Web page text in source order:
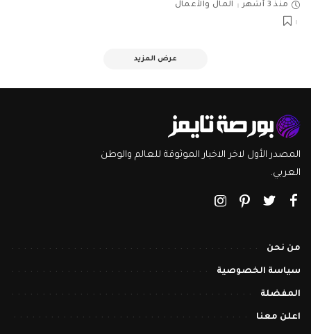
منذ 3 أشهر المال والأعمال
عرض المزيد
المصدر الأول لاخر الاخبار الموثوقة للعالم والوطن
العربي.
من نحن
سياسة الخصوصية
المفضلة
اعلن معنا